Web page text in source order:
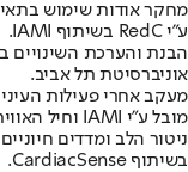
מחקר אודות שימוש בתאי
ע"י RedC בשיתוף IAMI.
הבנת והערכת השינויים
אוניברסיטת תל אביב.
מעקב אחרי פעילות
מובל ע"י IAMI וחיל האוויר.
בשיתוף CardiacSense.